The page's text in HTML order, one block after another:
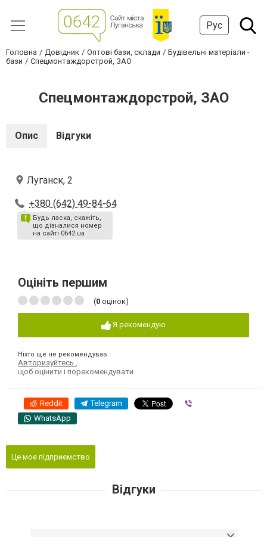
Рус
Головна Довідник Оптові бази, склади
Будівельні матеріали -
бази
Спецмонтаждорстрой, ЗАО
Спецмонтаждорстрой, ЗАО
Опис Відгуки
Луганск, 2
+380 (642) 49-84-64
Будь ласка, скажіть,
що дізналися номер
на сайті 0642.ua
Оцініть першим
(0 оцінок)
Я рекомендую
Ніхто ще не рекомендував
Авторизуйтесь
щоб оцінити і порекомендувати
Reddit Telegram
WhatsApp
Це моє підприємство
Відгуки